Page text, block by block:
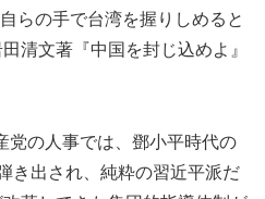
らの手で台湾を握りしめると
清文著『中国を封じ込めよ』
党の人事では、鄧小平時代の
き出され、純粋の習近平派だ